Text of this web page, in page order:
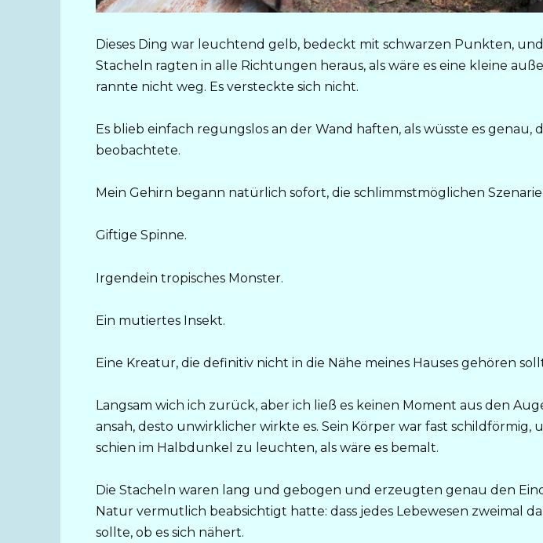
Dieses Ding war leuchtend gelb, bedeckt mit schwarzen Punkten,
Stacheln ragten in alle Richtungen heraus, als wäre es eine kleine
rannte nicht weg. Es versteckte sich nicht.
Es blieb einfach regungslos an der Wand haften, als wüsste es genau,
beobachtete.
Mein Gehirn begann natürlich sofort, die schlimmstmöglichen
Giftige Spinne.
Irgendein tropisches Monster.
Ein mutiertes Insekt.
Eine Kreatur, die definitiv nicht in die Nähe meines Hauses gehören
Langsam wich ich zurück, aber ich ließ es keinen Moment aus den
ansah, desto unwirklicher wirkte es. Sein Körper war fast schildförmig,
schien im Halbdunkel zu leuchten, als wäre es bemalt.
Die Stacheln waren lang und gebogen und erzeugten genau den
Natur vermutlich beabsichtigt hatte: dass jedes Lebewesen zweimal
sollte, ob es sich nähert.